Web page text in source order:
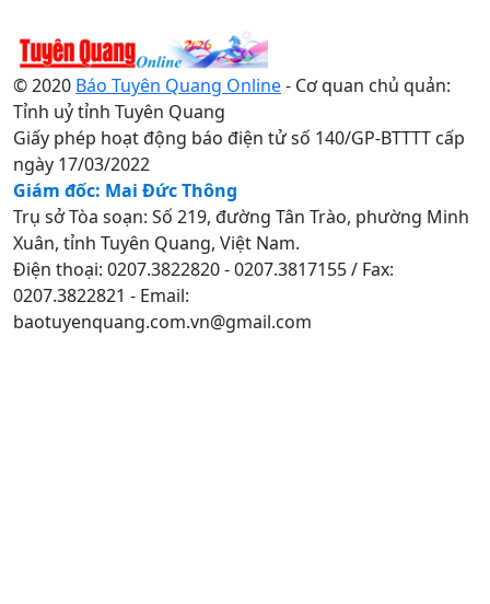
© 2020 Báo Tuyên Quang Online- Cơ quan chủ quản:
Tỉnh uỷ tỉnh Tuyên Quang
Giấy phép hoạt động báo điện tử số 140/GP-BTTTT cấp
ngày 17/03/2022
Giám đốc: Mai Đức Thông
Trụ sở Tòa soạn: Số 219, đường Tân Trào, phường Minh
Xuân, tỉnh Tuyên Quang, Việt Nam.
Điện thoại: 0207.3822820 - 0207.3817155 / Fax:
0207.3822821 - Email:
baotuyenquang.com.vn@gmail.com